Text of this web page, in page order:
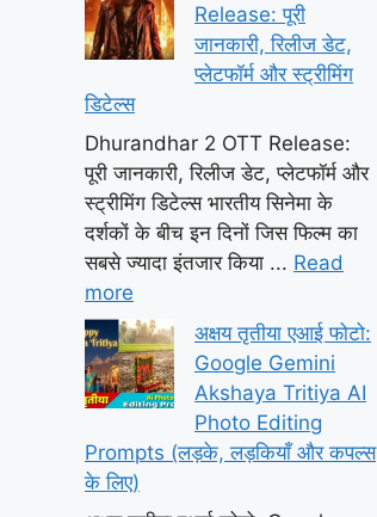
Release: पूरी
जानकारी, रिलीज डेट,
प्लेटफॉर्म और स्ट्रीमिंग
डिटेल्स
Dhurandhar 2 OTT Release:
पूरी जानकारी, रिलीज डेट, प्लेटफॉर्म और
स्ट्रीमिंग डिटेल्स भारतीय सिनेमा के
दर्शकों के बीच इन दिनों जिस फिल्म का
सबसे ज्यादा इंतजार किया ... Read
more
अक्षय तृतीया एआई फोटो:
Google Gemini
Akshaya Tritiya AI
Photo Editing
Prompts (लड़के, लड़कियाँ और कपल्स
के लिए)